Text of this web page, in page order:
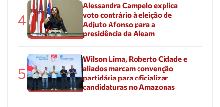
4
Alessandra Campelo explica
voto contrário à eleição de
Adjuto Afonso para a
presidência da Aleam
5
Wilson Lima, Roberto Cidade e
aliados marcam convenção
partidária para oficializar
candidaturas no Amazonas